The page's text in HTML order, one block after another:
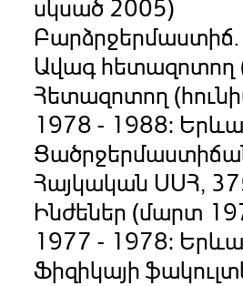
սկսած 2005)
Բարձրջերմաստիճ.
Ավագ հետազոտող
Հետազոտող
1978 - 1988:
Հայկական ՍՍՀ,
Ինժեներ (մարտ
1977 - 1978:
Ֆիզիկայի